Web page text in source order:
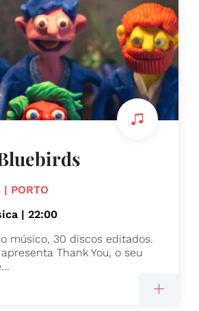
PORTO
| 22:00
músico, 30 discos editados.
Thank You, o seu